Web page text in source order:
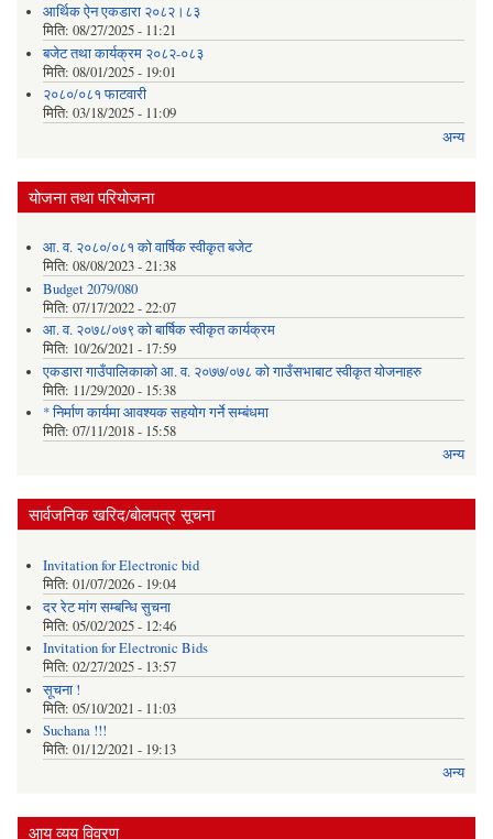
आर्थिक ऐन एकडारा २०८२।८३
मिति: 08/27/2025 - 11:21
बजेट तथा कार्यक्रम २०८२-०८३
मिति: 08/01/2025 - 19:01
२०८०/०८१ फाटवारी
मिति: 03/18/2025 - 11:09
अन्य
योजना तथा परियोजना
आ. व. २०८०/०८१ को वार्षिक स्वीकृत बजेट
मिति: 08/08/2023 - 21:38
Budget 2079/080
मिति: 07/17/2022 - 22:07
आ. व. २०७८/०७९ को बार्षिक स्वीकृत कार्यक्रम
मिति: 10/26/2021 - 17:59
एकडारा गाउँपालिकाको आ. व. २०७७/०७८ को गाउँसभाबाट स्वीकृत योजनाहरु
मिति: 11/29/2020 - 15:38
* निर्माण कार्यमा आवश्यक सहयोग गर्ने सम्बंधमा
मिति: 07/11/2018 - 15:58
अन्य
सार्वजनिक खरिद/बोलपत्र सूचना
Invitation for Electronic bid
मिति: 01/07/2026 - 19:04
दर रेट मांग सम्बन्धि सुचना
मिति: 05/02/2025 - 12:46
Invitation for Electronic Bids
मिति: 02/27/2025 - 13:57
सूचना !
मिति: 05/10/2021 - 11:03
Suchana !!!
मिति: 01/12/2021 - 19:13
अन्य
आय व्यय विवरण